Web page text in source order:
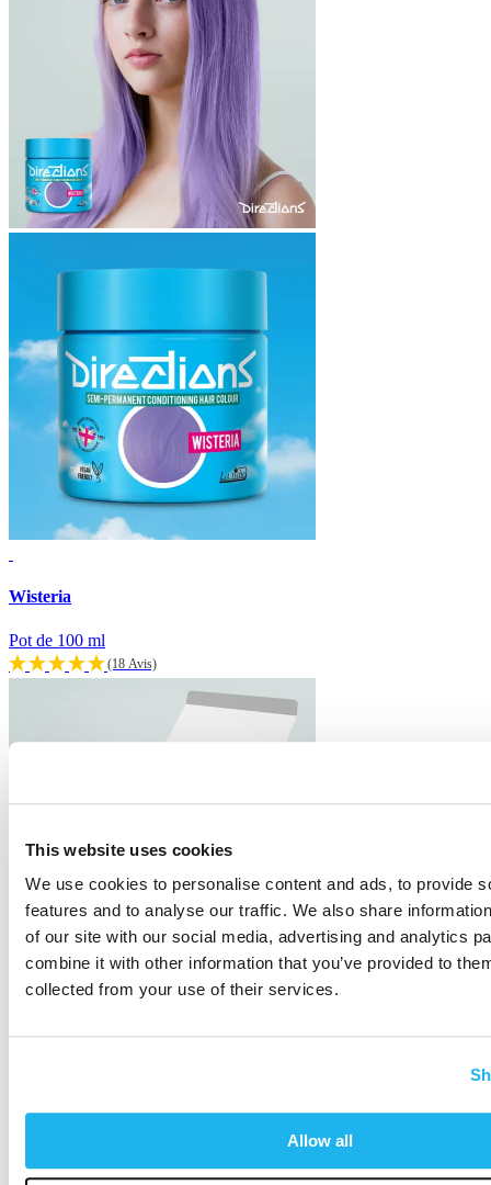
This website uses cookies
We use cookies to personalise content and ads, to provide
features and to analyse our traffic. We also share
of our site with our social media, advertising and analytics
combine it with other information that you’ve provided to
collected from your use of their services.
Allow all
Wisteria
Pot de 100 ml
(18 Avis)